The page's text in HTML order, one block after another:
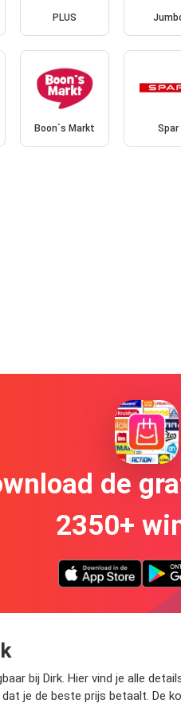
PLUS
Boon`s Markt Spar
de
2350+
bij Dirk. Hier vind je alle
je de beste prijs betaalt. De